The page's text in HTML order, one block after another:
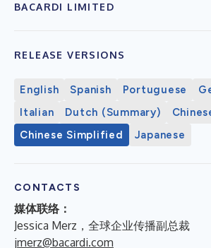
BACARDI LIMITED
RELEASE VERSIONS
English Spanish Portuguese
Italian
Dutch (Summary)
Chinese Simplified
Japanese
CONTACTS
媒体联络：
Jessica Merz，全球企业传播副总裁
jmerz@bacardi.com